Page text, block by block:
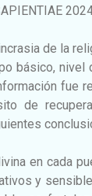
de la
básico, nivel
fue
de
en cada
y